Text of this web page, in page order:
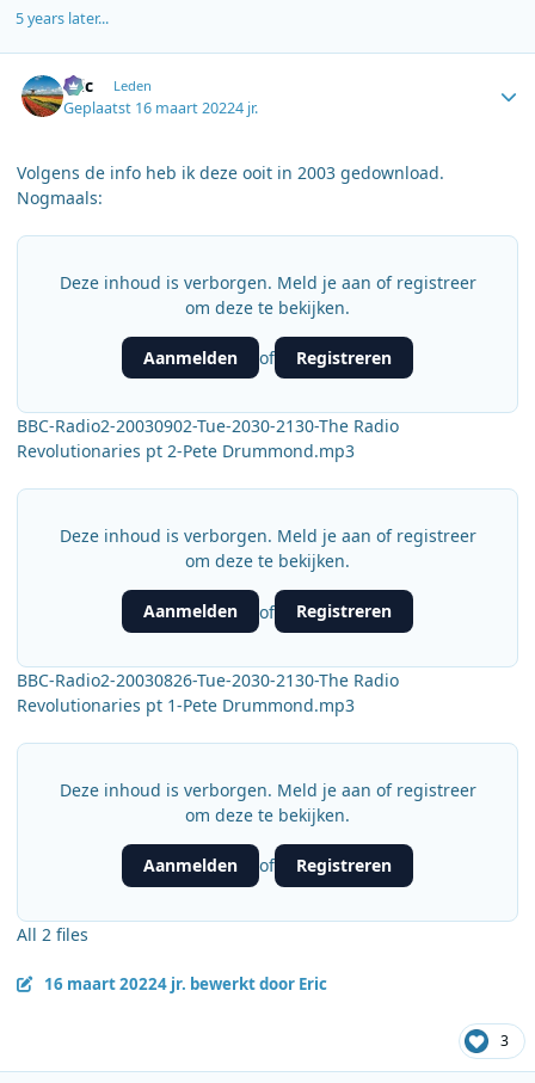
5 years later...
Eric Leden
Geplaatst 16 maart 20224 jr.
Volgens de info heb ik deze ooit in 2003 gedownload.
Nogmaals:
Deze inhoud is verborgen. Meld je aan of registreer
om deze te bekijken.
Aanmelden of Registreren
BBC-Radio2-20030902-Tue-2030-2130-The Radio
Revolutionaries pt 2-Pete Drummond.mp3
Deze inhoud is verborgen. Meld je aan of registreer
om deze te bekijken.
Aanmelden of Registreren
BBC-Radio2-20030826-Tue-2030-2130-The Radio
Revolutionaries pt 1-Pete Drummond.mp3
Deze inhoud is verborgen. Meld je aan of registreer
om deze te bekijken.
Aanmelden of Registreren
All 2 files
16 maart 20224 jr. bewerkt door Eric
3